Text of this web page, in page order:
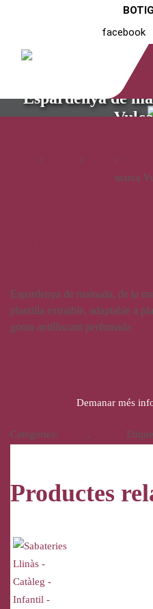
facebook
Espardenya de
/ / /
marca
Espardenya de mainada, de la
plantilla extraible, adaptable a
goma antilliscant perfumada
Demanar més
Categories: ,
Productes